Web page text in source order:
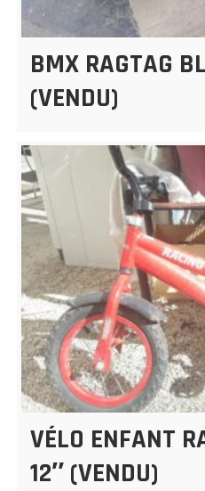
BMX RAGTAG
(VENDU)
VÉLO ENFANT
12″ (VENDU)